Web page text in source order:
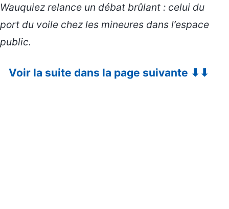
Wauquiez relance un débat brûlant : celui du
port du voile chez les mineures dans l’espace
public.
Voir la suite dans la page suivante ⬇⬇